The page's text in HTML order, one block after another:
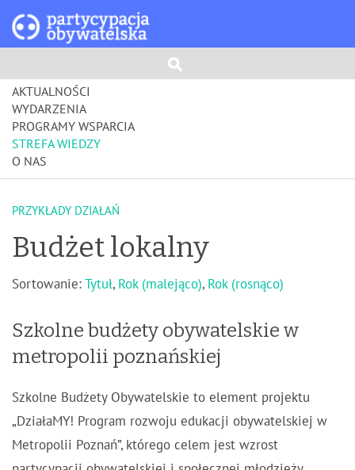
AKTUALNOŚCI
WYDARZENIA
PROGRAMY WSPARCIA
STREFA WIEDZY
O NAS
PRZYKŁADY DZIAŁAŃ
Budżet lokalny
Sortowanie: Tytuł, Rok (malejąco), Rok (rosnąco)
Szkolne budżety obywatelskie w
metropolii poznańskiej
Szkolne Budżety Obywatelskie to element projektu
„DziałaMY! Program rozwoju edukacji obywatelskiej w
Metropolii Poznań”, którego celem jest wzrost